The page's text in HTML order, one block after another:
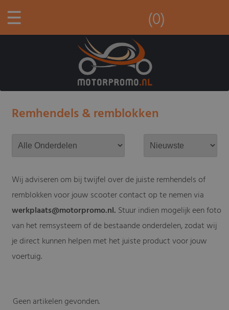
☰ (0)
Remhendels & remblokken
Wij adviseren om bij twijfel over de juiste remhendels of
remblokken voor jouw scooter contact op te nemen via
werkplaats@motorpromo.nl. Stuur indien mogelijk een foto
van het remsysteem of de bestaande onderdelen, zodat wij
je direct kunnen helpen met het juiste product voor jouw
voertuig.
Geen artikelen gevonden.